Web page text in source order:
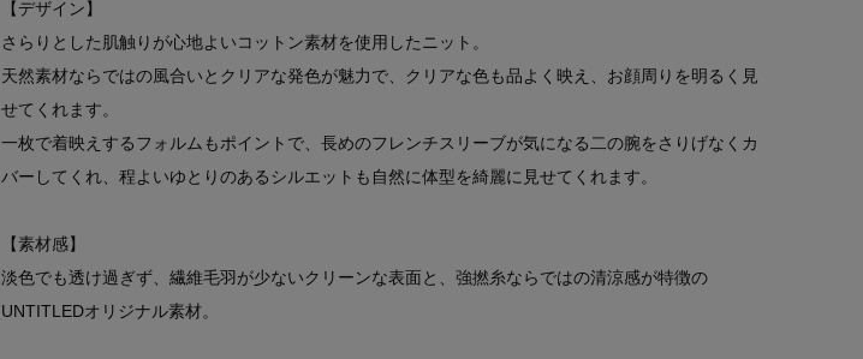
【デザイン】
さらりとした肌触りが心地よいコットン素材を使用したニット。
天然素材ならではの風合いとクリアな発色が魅力で、クリアな色も品よく映え、お顔周りを明るく見
せてくれます。
一枚で着映えするフォルムもポイントで、長めのフレンチスリーブが気になる二の腕をさりげなくカ
バーしてくれ、程よいゆとりのあるシルエットも自然に体型を綺麗に見せてくれます。
【素材感】
淡色でも透け過ぎず、繊維毛羽が少ないクリーンな表面と、強撚糸ならではの清涼感が特徴の
UNTITLEDオリジナル素材。